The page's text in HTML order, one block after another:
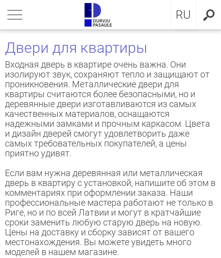
RU
LV
Двери для квартиры
Входная дверь в квартире очень важна. Они
изолируют звук, сохраняют тепло и защищают от
проникновения. Металлические двери для
квартиры считаются более безопасными, но и
деревянные двери изготавливаются из самых
качественных материалов, оснащаются
надежными замками и прочным каркасом. Цвета
и дизайн дверей смогут удовлетворить даже
самых требовательных покупателей, а цены
приятно удивят.
Если вам нужна деревянная или металлическая
дверь в квартиру с установкой, напишите об этом в
комментариях при оформлении заказа. Наши
профессиональные мастера работают не только в
Риге, но и по всей Латвии и могут в кратчайшие
сроки заменить любую старую дверь на новую.
Цены на доставку и сборку зависят от вашего
местонахождения. Вы можете увидеть много
моделей в нашем магазине.
В ДОМ
ДВЕРИ
ОБОИ
коллекция
входные двери для
входные двери для
двери с МДФ
входные двери
64mm
входные двери
GLASS
INOX
CLASSIC
MODERN
сложного исполнения
классика
двери
коллекция
коллекция
двери
двери
двери (дверь-книжка)
конфиденциальности
Cookies